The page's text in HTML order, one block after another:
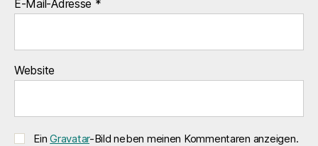
E-Mail-Adresse *
Website
EinGravatar-Bild neben meinen Kommentaren anzeigen.